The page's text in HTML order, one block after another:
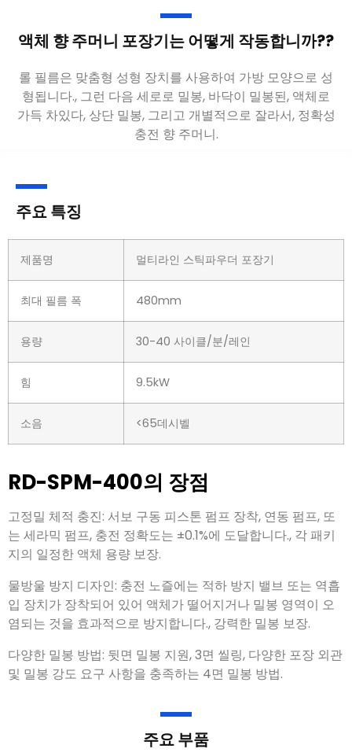
액체 향 주머니 포장기는 어떻게 작동합니까??
롤 필름은 맞춤형 성형 장치를 사용하여 가방 모양으로 성
형됩니다., 그런 다음 세로로 밀봉, 바닥이 밀봉된, 액체로
가득 차있다, 상단 밀봉, 그리고 개별적으로 잘라서, 정확성
충전 향 주머니.
주요 특징
제품명 멀티라인 스틱파우더 포장기
최대 필름 폭 480mm
용량 30-40 사이클/분/레인
힘 9.5kW
소음 <65데시벨
RD-SPM-400의 장점
고정밀 체적 충진: 서보 구동 피스톤 펌프 장착, 연동 펌프, 또
는 세라믹 펌프, 충전 정확도는 ±0.1%에 도달합니다., 각 패키
지의 일정한 액체 용량 보장.
물방울 방지 디자인: 충전 노즐에는 적하 방지 밸브 또는 역흡
입 장치가 장착되어 있어 액체가 떨어지거나 밀봉 영역이 오
염되는 것을 효과적으로 방지합니다., 강력한 밀봉 보장.
다양한 밀봉 방법: 뒷면 밀봉 지원, 3면 씰링, 다양한 포장 외관
및 밀봉 강도 요구 사항을 충족하는 4면 밀봉 방법.
주요 부품